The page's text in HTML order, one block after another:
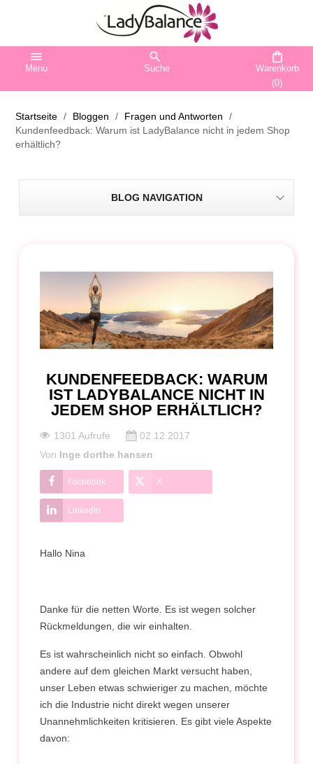
menu
Menu
search
Suche
shopping_bag
Warenkorb
(0)
Startseite Bloggen
Fragen und Antworten
Kundenfeedback: Warum ist LadyBalance nicht in jedem Shop
erhältlich?
BLOG NAVIGATION
KUNDENFEEDBACK: WARUM
IST LADYBALANCE NICHT IN
JEDEM SHOP ERHÄLTLICH?
1301 Aufrufe
02.12.2017
Von Inge dorthe hansen
Facebook X
LinkedIn
Hallo Nina
Danke für die netten Worte. Es ist wegen solcher
Rückmeldungen, die wir einhalten.
Es ist wahrscheinlich nicht so einfach. Obwohl
andere auf dem gleichen Markt versucht haben,
unser Leben etwas schwieriger zu machen, möchte
ich die Industrie nicht direkt wegen unserer
Unannehmlichkeiten kritisieren. Es gibt viele Aspekte
davon: